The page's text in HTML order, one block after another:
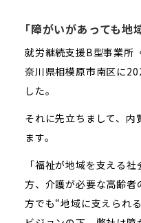
｢障がいがあっても地
就労継続支援B型事業所
奈川県相模原市南区に
した。
それに先立ちまして、内
ます。
「福祉が地域を支える
方、介護が必要な高齢者
方でも“地域に支えられ